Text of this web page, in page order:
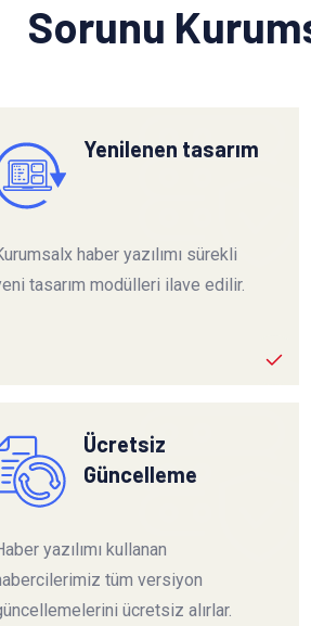
Sorunu
Yenilenen tasarım
haber yazılımı sürekli
tasarım modülleri ilave edilir.
Ücretsiz
Güncelleme
yazılımı kullanan
tüm versiyon
ücretsiz alırlar.